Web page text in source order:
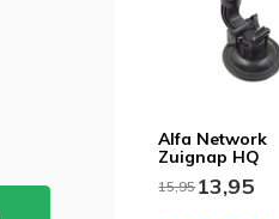
Alfa Network
Zuignap HQ
15,9513,95